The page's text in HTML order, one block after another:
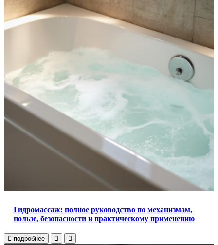
Гидромассаж: полное руководство по механизмам,
пользе, безопасности и практическому применению
подробнее